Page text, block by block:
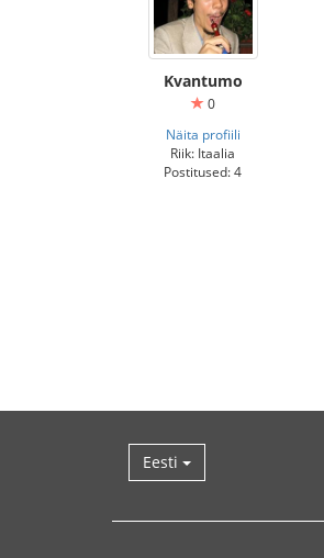
Kvantumo
0
Näita profiili
Riik: Itaalia
Postitused: 4
Eesti